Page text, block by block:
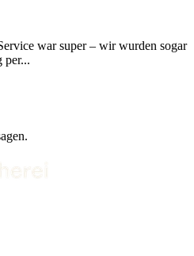
war super – wir wurden sogar
per...